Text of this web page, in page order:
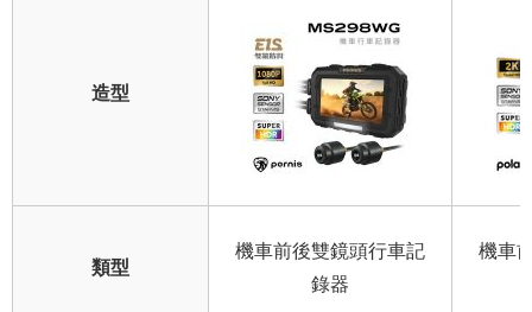
造型
類型
機車前後雙鏡頭行車記
錄器
機車